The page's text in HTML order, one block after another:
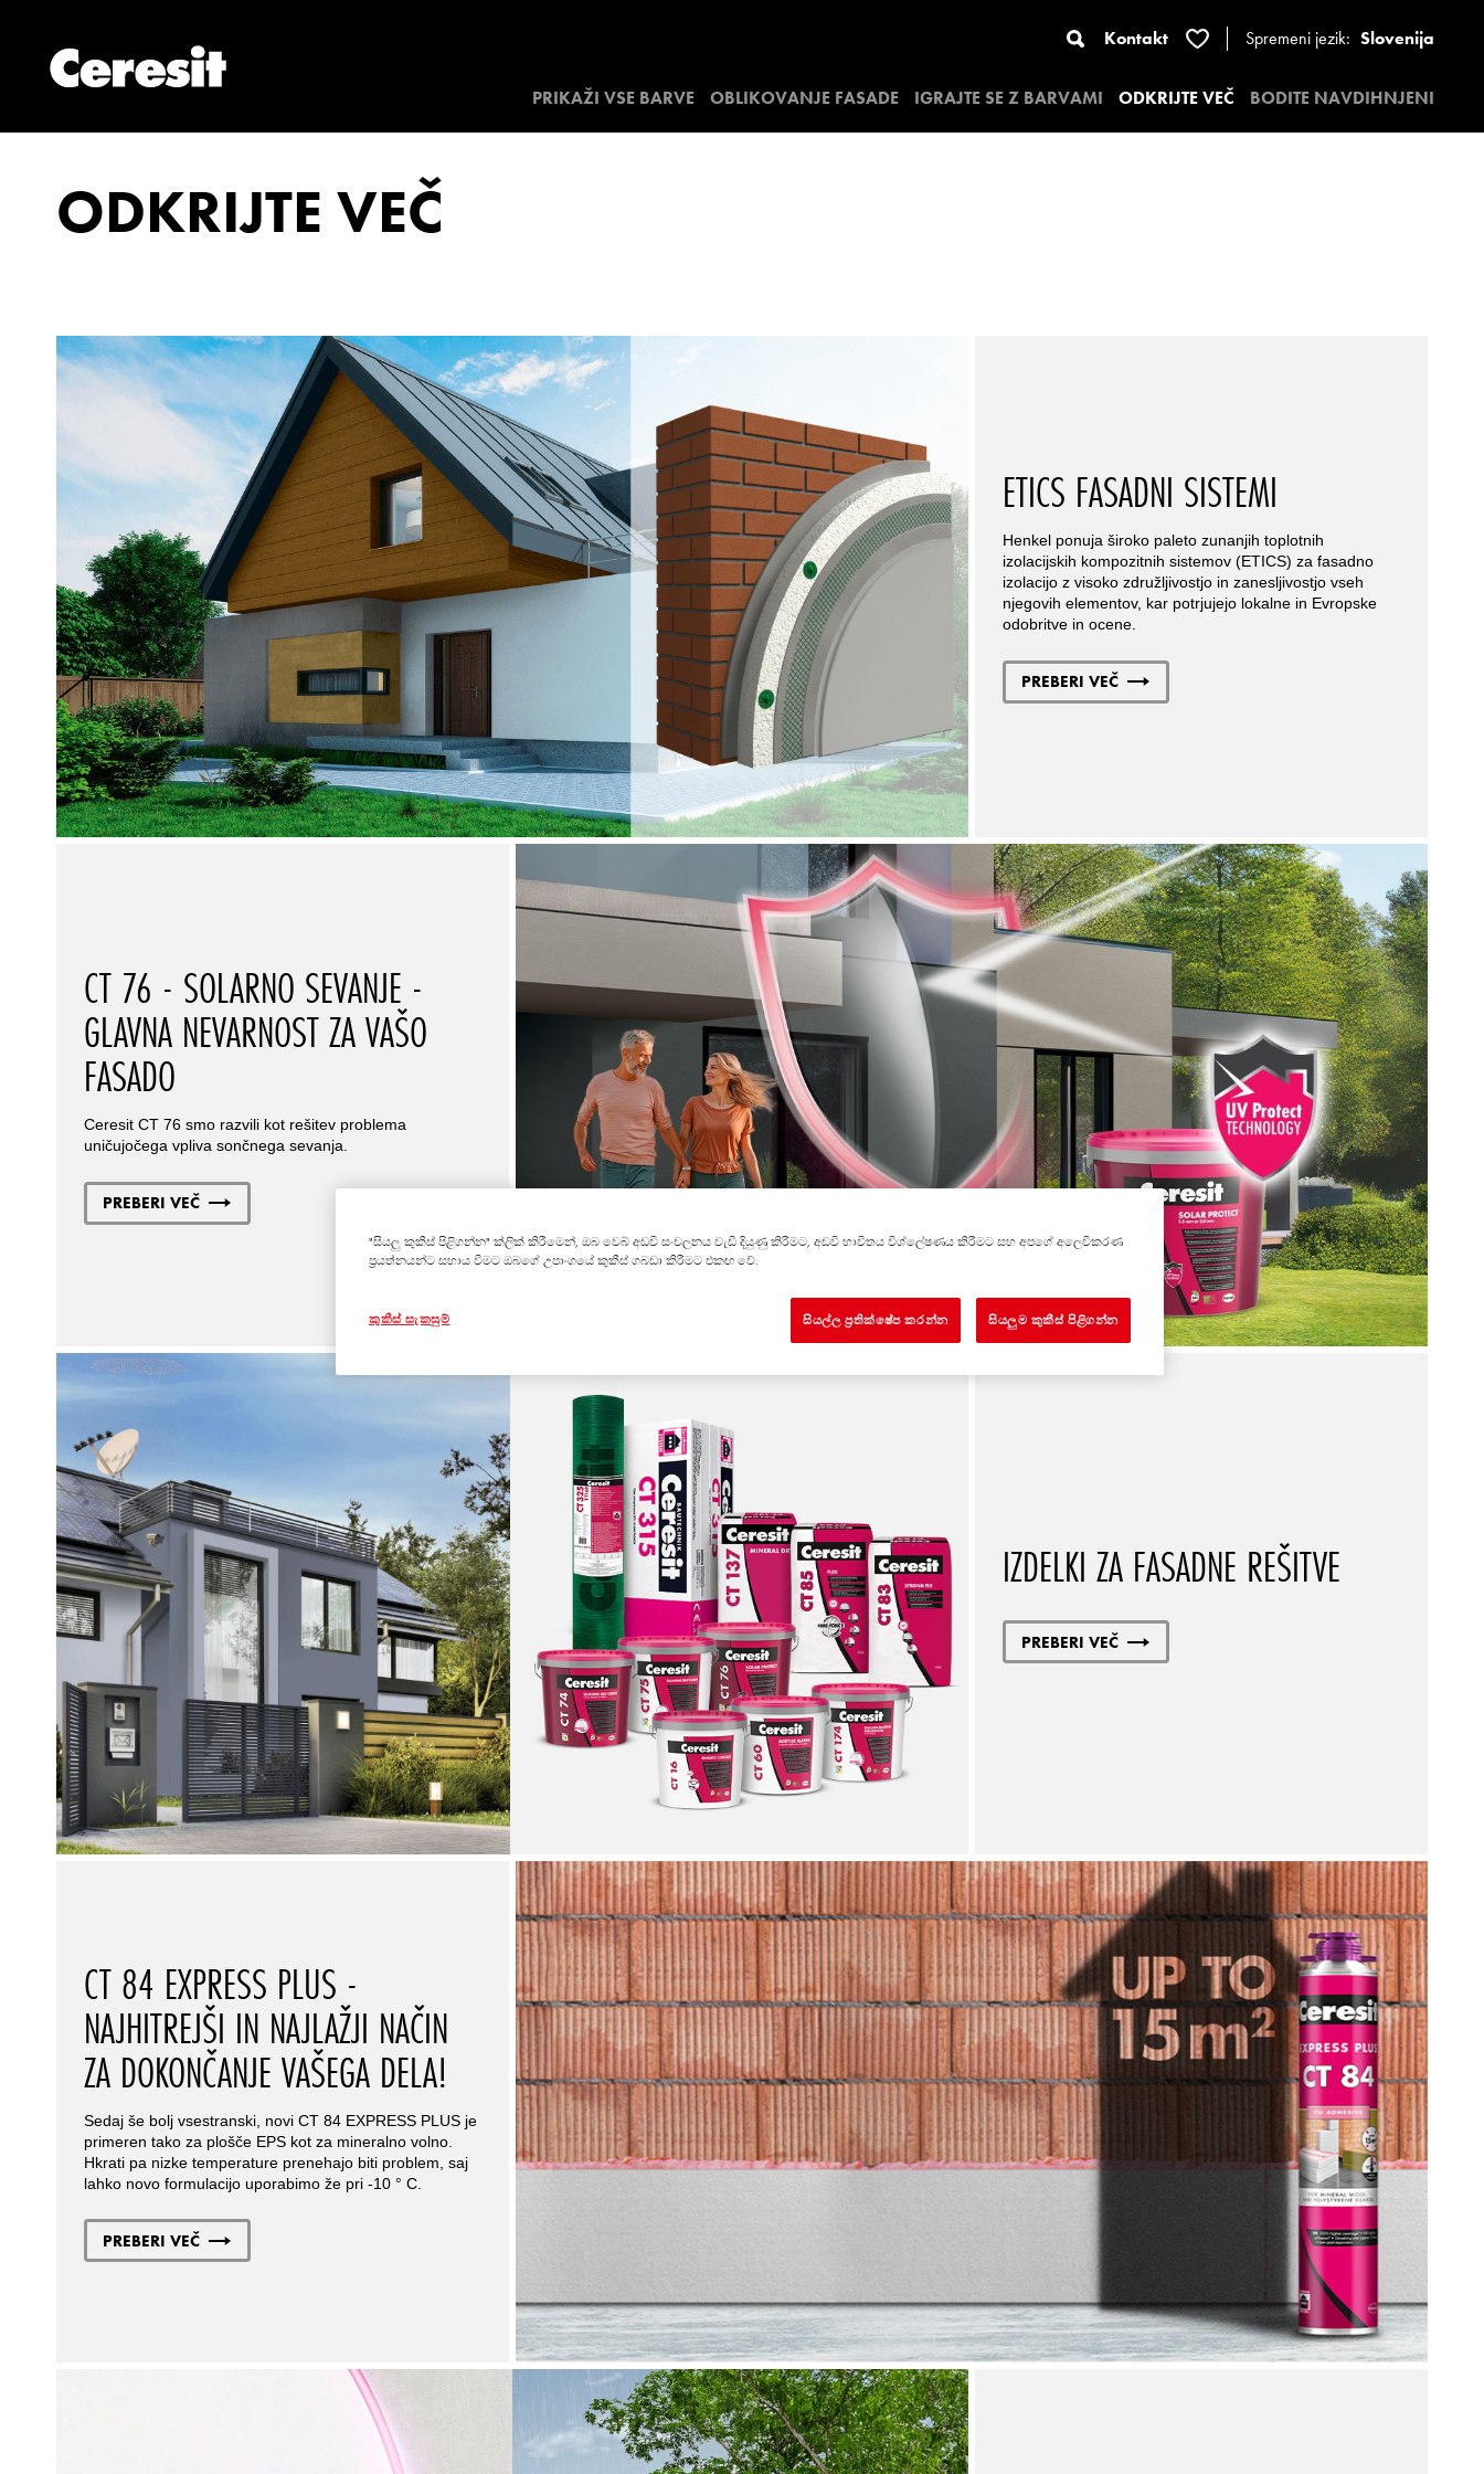
Kontakt Spremeni jezik: Slovenija
PRIKAŽI VSE BARVE OBLIKOVANJE FASADE IGRAJTE SE Z BARVAMI ODKRIJTE VEČ BODITE NAVDIHNJENI
ODKRIJTE VEČ
ETICS FASADNI SISTEMI
Henkel ponuja široko paleto zunanjih toplotnih
izolacijskih kompozitnih sistemov (ETICS) za fasadno
izolacijo z visoko združljivostjo in zanesljivostjo vseh
njegovih elementov, kar potrjujejo lokalne in Evropske
odobritve in ocene.
PREBERI VEČ
CT 76 - SOLARNO SEVANJE -
GLAVNA NEVARNOST ZA VAŠO
FASADO
Ceresit CT 76 smo razvili kot rešitev problema
uničujočega vpliva sončnega sevanja.
PREBERI VEČ
IZDELKI ZA FASADNE REŠITVE
PREBERI VEČ
CT 84 EXPRESS PLUS -
NAJHITREJŠI IN NAJLAŽJI NAČIN
ZA DOKONČANJE VAŠEGA DELA!
Sedaj še bolj vsestranski, novi CT 84 EXPRESS PLUS je
primeren tako za plošče EPS kot za mineralno volno.
Hkrati pa nizke temperature prenehajo biti problem, saj
lahko novo formulacijo uporabimo že pri -10 ° C.
PREBERI VEČ
"සියලු කුකීස් පිළිගන්න" ක්ලික් කිරීමෙන්, ඔබ වෙබ් අඩවි සංචලනය වැඩි දියුණු කිරීමට, අඩවි භාවිතය විශ්ලේෂණය කිරීමට සහ අපගේ අලෙවිකරණ
ප්‍රයත්නයන්ට සහාය වීමට ඔබගේ උපාංගයේ කුකීස් ගබඩා කිරීමට එකඟ වේ.
කුකීස් සැකසුම් සියල්ල ප්‍රතික්ෂේප කරන්න සියලුම කුකීස් පිළිගන්න